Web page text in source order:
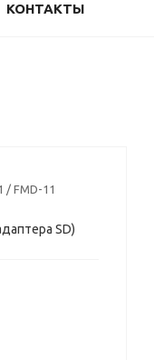
КОНТАКТЫ
/ FMD-11
SD)